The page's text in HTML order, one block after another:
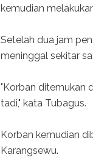
kemudian
Setelah dua jam
meninggal sekitar
"Korban ditemukan
tadi," kata Tubagus.
Korban kemudian
Karangsewu.